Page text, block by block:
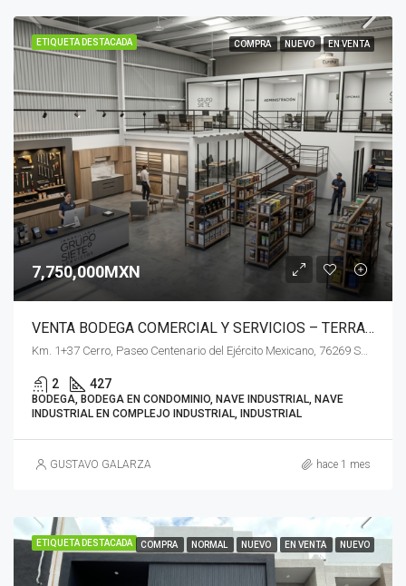
ETIQUETA DESTACADA COMPRA NUEVO EN VENTA
7,750,000MXN
VENTA BODEGA COMERCIAL Y SERVICIOS – TERRA PARK CENTENARIO QUERETARO
2 427
BODEGA, BODEGA EN CONDOMINIO, NAVE INDUSTRIAL, NAVE
INDUSTRIAL EN COMPLEJO INDUSTRIAL, INDUSTRIAL
GUSTAVO GALARZA hace 1 mes
ETIQUETA DESTACADA COMPRA NORMAL NUEVO EN VENTA NUEVO